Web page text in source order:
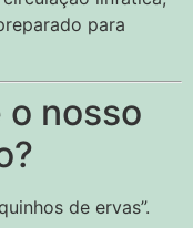
para
o nosso
de ervas”.